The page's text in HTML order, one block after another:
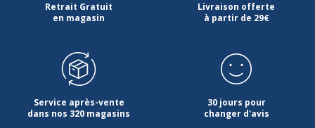
Retrait Gratuit
en magasin
Livraison offerte
à partir de 29€
Service après-vente
dans nos 320 magasins
30 jours pour
changer d'avis